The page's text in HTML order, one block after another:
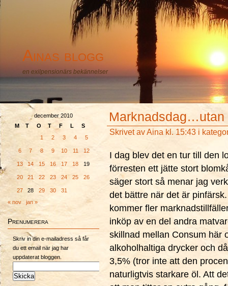
Ainas blogg
en exilpensionärs bekännelser
december 2010
M
T O T F L
S
1
2 3 4 5
6 7 8 9 10 11 12
13 14 15 16 17 18 19
20 21 22 23 24 25 26
27 28 29 30
31
« nov
jan »
Prenumerera
Skriv in din e-mailadress så får
du ett email när jag har
uppdaterat bloggen.
Skrivet avAina kl. 15:43 i
I dag blev det en tur till den
förresten ett jätte stort
säger stort så menar jag
det bättre när det är
kommer fler
inköp av en del andra
skillnad mellan Consum här
alkoholhaltiga drycker och
3,5% (tror inte att den
naturligtvis starkare öl. Att